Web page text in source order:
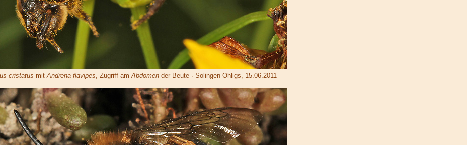
cristatus mit Andrena flavipes , Zugriff am Abdomen der Beute · Solingen-Ohligs, 15.06.2011